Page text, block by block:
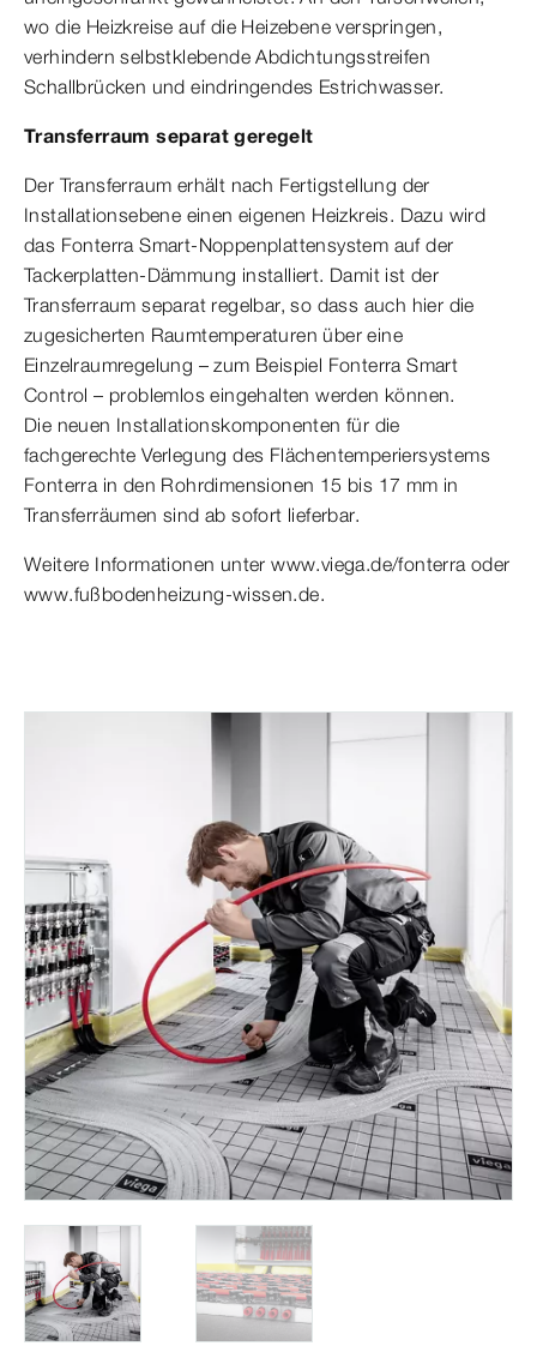
wo die Heizkreise auf die Heizebene verspringen,
verhindern selbstklebende Abdichtungsstreifen
Schallbrücken und eindringendes Estrichwasser.
Transferraum separat geregelt
Der Transferraum erhält nach Fertigstellung der
Installationsebene einen eigenen Heizkreis. Dazu wird
das Fonterra Smart-Noppenplattensystem auf der
Tackerplatten-Dämmung installiert. Damit ist der
Transferraum separat regelbar, so dass auch hier die
zugesicherten Raumtemperaturen über eine
Einzelraumregelung – zum Beispiel Fonterra Smart
Control – problemlos eingehalten werden können.
Die neuen Installationskomponenten für die
fachgerechte Verlegung des Flächentemperiersystems
Fonterra in den Rohrdimensionen 15 bis 17 mm in
Transferräumen sind ab sofort lieferbar.
Weitere Informationen unter www.viega.de/fonterra oder
www.fußbodenheizung-wissen.de.